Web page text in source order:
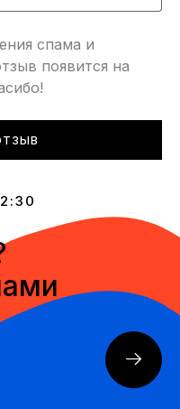
спама и
появится на